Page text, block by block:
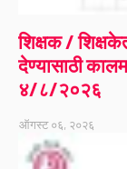
शिक्षक /
देण्यासाठी
४/८/२०२६
ऑगस्ट ०६, २०२६